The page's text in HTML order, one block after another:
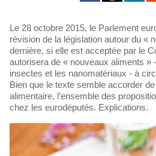
Le 28 octobre 2015, le Parlement
révision de la législation autour du «
dernière, si elle est acceptée par le
autorisera de « nouveaux aliments »
insectes et les nanomatériaux - à
Bien que le texte semble accorder
alimentaire, l’ensemble des
chez les eurodéputés. Explications.